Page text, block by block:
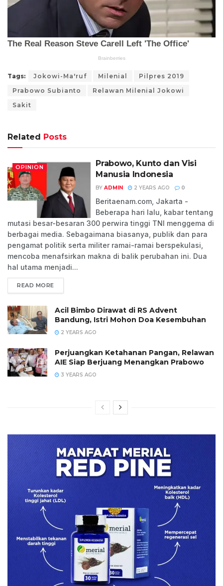
Tags: Jokowi-Ma'ruf Milenial
Pilpres 2019
Prabowo Subianto
Relawan Milenial Jokowi
Sakit
Related Posts
OPINION
Prabowo, Kunto dan Visi
Manusia Indonesia
BY ADMIN 2 YEARS AGO 0
Beritaenam.com, Jakarta -
Beberapa hari lalu, kabar tentang
mutasi besar-besaran 300 perwira tinggi TNI menggema di
berbagai media. Sebagaimana biasanya, publik dan para
pengamat politik serta militer ramai-ramai berspekulasi,
mencoba menafsirkan makna di balik perubahan ini. Dua
hal utama menjadi...
READ MORE
Acil Bimbo Dirawat di RS Advent
Bandung, Istri Mohon Doa Kesembuhan
2 YEARS AGO
Perjuangkan Ketahanan Pangan, Relawan
AIE Siap Berjuang Menangkan Prabowo
3 YEARS AGO